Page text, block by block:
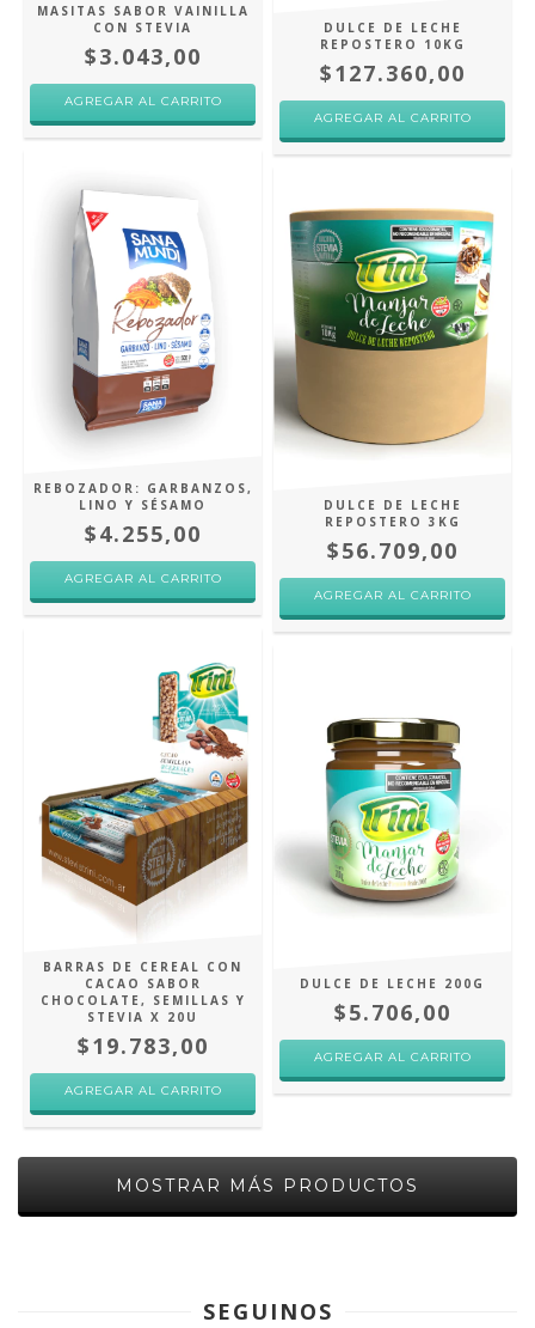
MASITAS SABOR VAINILLA
CON STEVIA
$3.043,00
AGREGAR AL CARRITO
DULCE DE LECHE
REPOSTERO 10KG
$127.360,00
AGREGAR AL CARRITO
REBOZADOR: GARBANZOS,
LINO Y SÉSAMO
$4.255,00
AGREGAR AL CARRITO
DULCE DE LECHE
REPOSTERO 3KG
$56.709,00
AGREGAR AL CARRITO
BARRAS DE CEREAL CON
CACAO SABOR
CHOCOLATE, SEMILLAS Y
STEVIA X 20U
$19.783,00
AGREGAR AL CARRITO
DULCE DE LECHE 200G
$5.706,00
AGREGAR AL CARRITO
MOSTRAR MÁS PRODUCTOS
SEGUINOS